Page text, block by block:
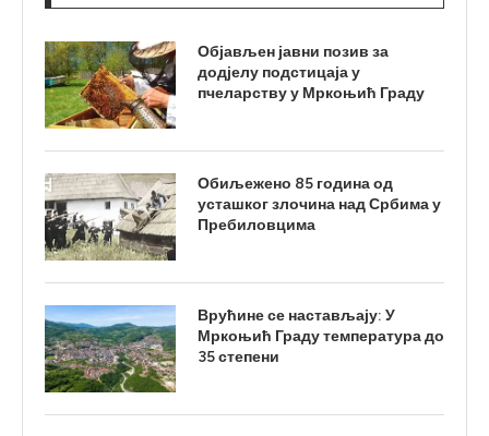
Објављен јавни позив за
додјелу подстицаја у
пчеларству у Мркоњић Граду
Обиљежено 85 година од
усташког злочина над Србима у
Пребиловцима
Врућине се настављају: У
Мркоњић Граду температура до
35 степени